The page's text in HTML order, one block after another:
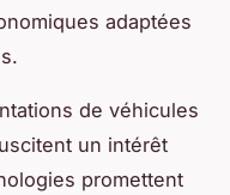
adaptées
de véhicules
un intérêt
promettent